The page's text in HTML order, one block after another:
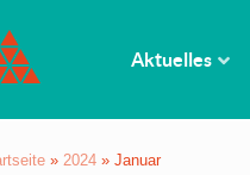
Aktuelles
» 2024 » Januar